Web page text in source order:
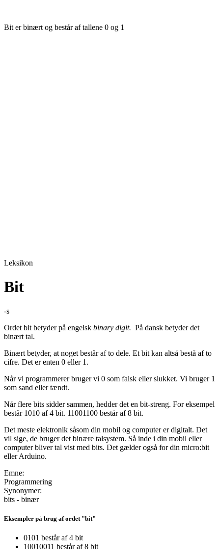
Bit er binært og består af tallene 0 og 1
Leksikon
Bit
-s
Ordet bit betyder på engelsk binary digit. På dansk betyder det
binært tal.
Binært betyder, at noget består af to dele. Et bit kan altså bestå af to
cifre. Det er enten 0 eller 1.
Når vi programmerer bruger vi 0 som falsk eller slukket. Vi bruger 1
som sand eller tændt.
Når flere bits sidder sammen, hedder det en bit-streng. For eksempel
består 1010 af 4 bit. 11001100 består af 8 bit.
Det meste elektronik såsom din mobil og computer er digitalt. Det
vil sige, de bruger det binære talsystem. Så inde i din mobil eller
computer bliver tal vist med bits. Det gælder også for din micro:bit
eller Arduino.
Emne:
Programmering
Synonymer:
bits - binær
Eksempler på brug af ordet "bit"
0101 består af 4 bit
10010011 består af 8 bit